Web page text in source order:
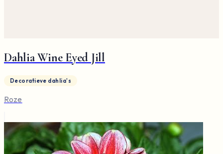
Dahlia Wine Eyed Jill
Decoratieve dahlia's
Roze